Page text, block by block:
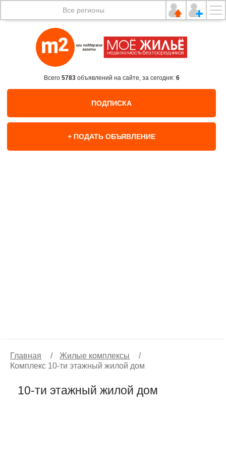
Все регионы
Всего 5783объявлений на сайте, за сегодня: 6
ПОДПИСКА
+ ПОДАТЬ ОБЪЯВЛЕНИЕ
Главная / Жилые комплексы
/
Комплекс 10-ти этажный жилой дом
10-ти этажный жилой дом